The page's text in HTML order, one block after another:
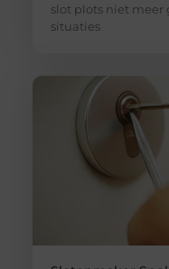
slot plots niet meer
situaties